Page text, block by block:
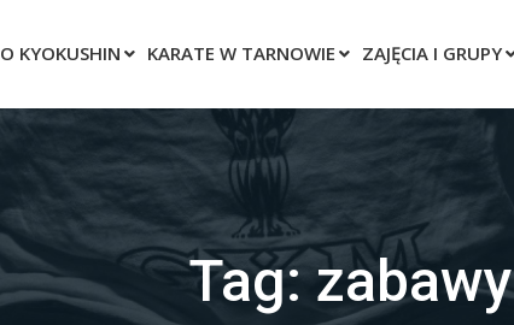
O KYOKUSHIN KARATE W TARNOWIE ZAJĘCIA I GRUPY
Tag:zabawy